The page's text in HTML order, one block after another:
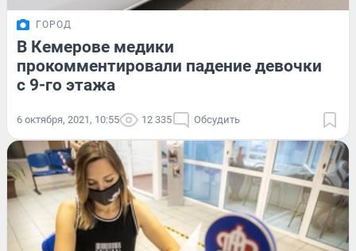
ГОРОД
В Кемерове медики
прокомментировали падение девочки
с 9-го этажа
6 октября, 2021, 10:55 12 335 Обсудить